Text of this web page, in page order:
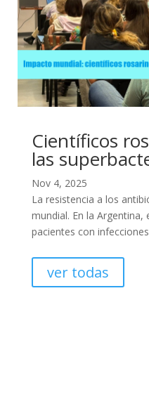
Científicos
las
Nov 4, 2025
La resistencia a los
mundial. En la
pacientes con
ver todas